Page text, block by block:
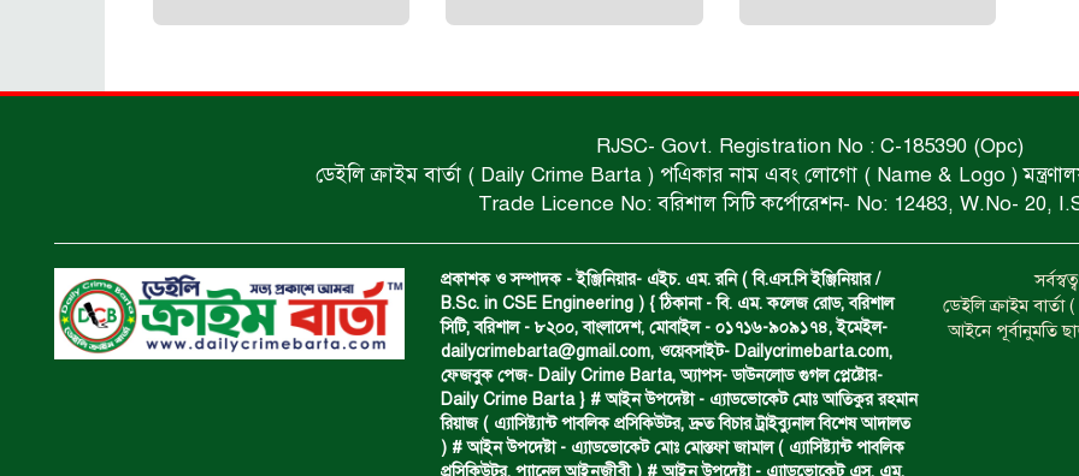
RJSC- Govt. Registration No : C-185390 (Opc)
ডেইলি ক্রাইম বার্তা ( Daily Crime Barta ) পএিকার নাম এবং লোগো ( Name & Logo ) মন্ত্রণালয়
Trade Licence No: বরিশাল সিটি কর্পোরেশন- No: 12483, W.No- 20,
প্রকাশক ও সম্পাদক - ইঞ্জিনিয়ার- এইচ. এম. রনি ( বি.এস.সি ইঞ্জিনিয়ার /
B.Sc. in CSE Engineering ) { ঠিকানা - বি. এম. কলেজ রোড, বরিশাল
সিটি, বরিশাল - ৮২০০, বাংলাদেশ, মোবাইল - ০১৭১৬-৯০৯১৭৪, ইমেইল-
dailycrimebarta@gmail.com, ওয়েবসাইট- Dailycrimebarta.com,
ফেজবুক পেজ- Daily Crime Barta, অ‍্যাপস- ডাউনলোড গুগল প্লেষ্টোর-
Daily Crime Barta } # আইন উপদেষ্টা - এ্যাডভোকেট মোঃ আতিকুর রহমান
রিয়াজ ( এ‍্যাসিষ্ট‍্যান্ট পাবলিক প্রসিকিউটর, দ্রুত বিচার ট্রাইব্যুনাল বিশেষ আদালত
) # আইন উপদেষ্টা - এ্যাডভোকেট মোঃ মোস্তফা জামাল ( এ‍্যাসিষ্ট‍্যান্ট পাবলিক
প্রসিকিউটর, প‍্যানেল আইনজীবী ) # আইন উপদেষ্টা - এ্যাডভোকেট এস. এম.
ডেইলি ক্রাইম
আইনে পূর্বানুমতি